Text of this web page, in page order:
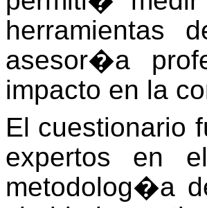
herramientas
asesor�a
impacto en la
El cuestionario
expertos en
metodolog�a